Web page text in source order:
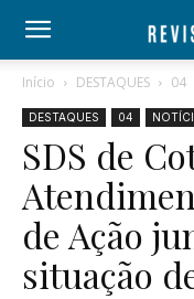
Início DESTAQUES 04
DESTAQUES 04
SDS de
de Ação
situação